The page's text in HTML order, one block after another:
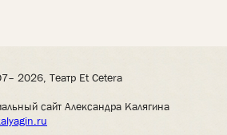
2026, Театр Et Cetera
сайт Александра Калягина